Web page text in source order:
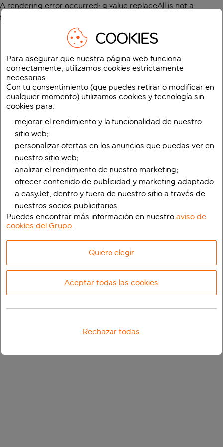
A rendering error occurred: g.value.replaceAll is not a
function
COOKIES
Para asegurar que nuestra página web funciona
correctamente, utilizamos cookies estrictamente
necesarias.
Con tu consentimiento (que puedes retirar o modificar en
cualquier momento) utilizamos cookies y tecnología sin
cookies para:
mejorar el rendimiento y la funcionalidad de nuestro
sitio web;
personalizar ofertas en los anuncios que puedas ver en
nuestro sitio web;
analizar el rendimiento de nuestro marketing;
ofrecer contenido de publicidad y marketing adaptado
a easyJet, dentro y fuera de nuestro sitio a través de
nuestros socios publicitarios.
Puedes encontrar más información en nuestroaviso de
cookies del Grupo.
Quiero elegir
Aceptar todas las cookies
Rechazar todas